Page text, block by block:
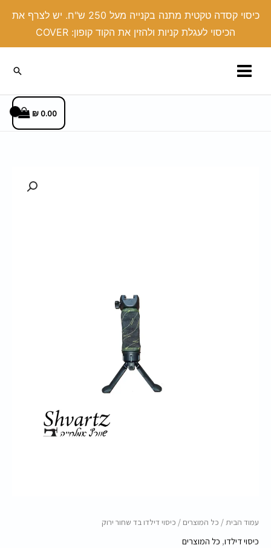
כיסוי קסדה טקטית מתנה בקנייה מעל 250 ש"ח. יש לצרף את
הכיסוי לעגלת קניות ולהזין את הקוד קופון: COVER
חיפוש
0.00
₪
עמוד הבית/ כל המוצרים / כיסוי דילדו בד שחור ירוק
כיסוי דילדו, כל המוצרים